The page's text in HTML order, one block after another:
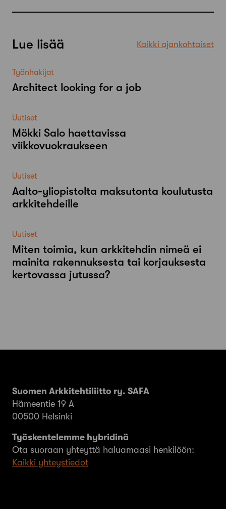
Lue lisää Kaikki ajankohtaiset
Työnhakijat
Architect looking for a job
Uutiset
Mökki Salo haettavissa
viikkovuokraukseen
Uutiset
Aalto-​yliopistolta maksutonta koulutusta
arkkitehdeille
Uutiset
Miten toimia, kun arkkitehdin nimeä ei
mainita rakennuksesta tai korjauksesta
kertovassa jutussa?
Suomen Arkkitehtiliitto ry. SAFA
Hämeentie 19 A
00500 Helsinki
Työskentelemme hybridinä
Ota suoraan yhteyttä haluamaasi henkilöön:
Kaikki yhteystiedot